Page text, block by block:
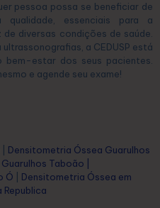
pessoa possa se beneficiar de
essenciais para a
diversas condições de saúde.
a CEDUSP está
estar dos seus pacientes.
e agende seu exame!
Densitometria Óssea Guarulhos
Taboão
Ó
Densitometria Óssea em